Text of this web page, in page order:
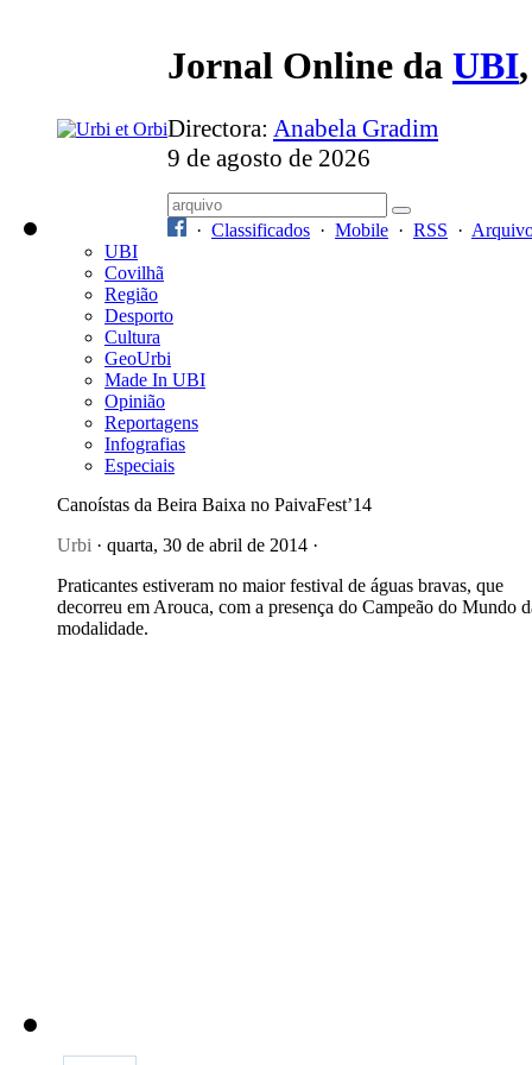
Jornal Online da UBI
Directora: Anabela Gradim
9 de agosto de 2026
· Classificados · Mobile · RSS ·
UBI
Covilhã
Região
Desporto
Cultura
GeoUrbi
Made In UBI
Opinião
Reportagens
Infografias
Especiais
Canoístas da Beira Baixa no PaivaFest’14
Urbi · quarta, 30 de abril de 2014 ·
Praticantes estiveram no maior festival de águas bravas, que
decorreu em Arouca, com a presença do Campeão do Mundo
modalidade.